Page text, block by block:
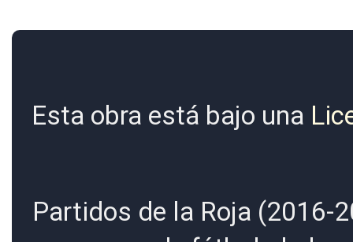
Esta obra está bajo una
Partidos de la Roja (2016-